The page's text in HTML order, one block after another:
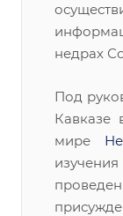
недрах
Под
Кавказе
мире